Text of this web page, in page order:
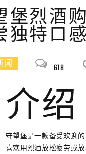
堡烈酒
独特口
闻 618
介绍
守望堡是一款备受欢迎
喜欢用烈酒放松疲劳或